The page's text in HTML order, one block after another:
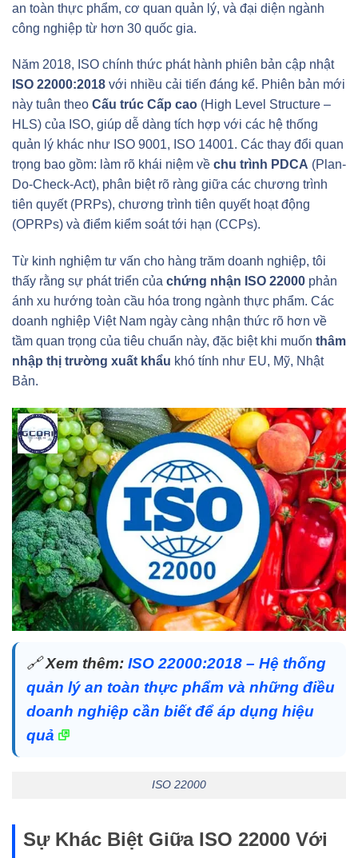
an toàn thực phẩm, cơ quan quản lý, và đại diện ngành
công nghiệp từ hơn 30 quốc gia.
Năm 2018, ISO chính thức phát hành phiên bản cập nhật
ISO 22000:2018 với nhiều cải tiến đáng kể. Phiên bản mới
này tuân theo Cấu trúc Cấp cao (High Level Structure –
HLS) của ISO, giúp dễ dàng tích hợp với các hệ thống
quản lý khác như ISO 9001, ISO 14001. Các thay đổi quan
trọng bao gồm: làm rõ khái niệm về chu trình PDCA (Plan-
Do-Check-Act), phân biệt rõ ràng giữa các chương trình
tiên quyết (PRPs), chương trình tiên quyết hoạt động
(OPRPs) và điểm kiểm soát tới hạn (CCPs).
Từ kinh nghiệm tư vấn cho hàng trăm doanh nghiệp, tôi
thấy rằng sự phát triển của chứng nhận ISO 22000 phản
ánh xu hướng toàn cầu hóa trong ngành thực phẩm. Các
doanh nghiệp Việt Nam ngày càng nhận thức rõ hơn về
tầm quan trọng của tiêu chuẩn này, đặc biệt khi muốn thâm
nhập thị trường xuất khẩu khó tính như EU, Mỹ, Nhật
Bản.
🔗Xem thêm: ISO 22000:2018 – Hệ thống
quản lý an toàn thực phẩm và những điều
doanh nghiệp cần biết để áp dụng hiệu
quả
ISO 22000
Sự Khác Biệt Giữa ISO 22000 Với